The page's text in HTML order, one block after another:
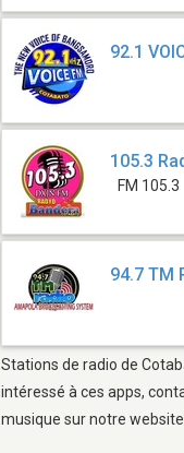
92.1
105.3
FM 105.3
94.7 TM
Stations de radio de
intéressé à ces apps,
musique sur notre